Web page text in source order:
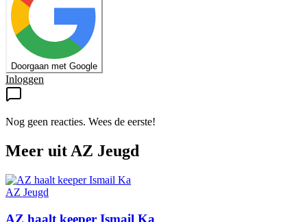
Doorgaan met Google
Inloggen
Nog geen reacties. Wees de eerste!
Meer uit AZ Jeugd
AZ Jeugd
AZ haalt keeper Ismail Ka